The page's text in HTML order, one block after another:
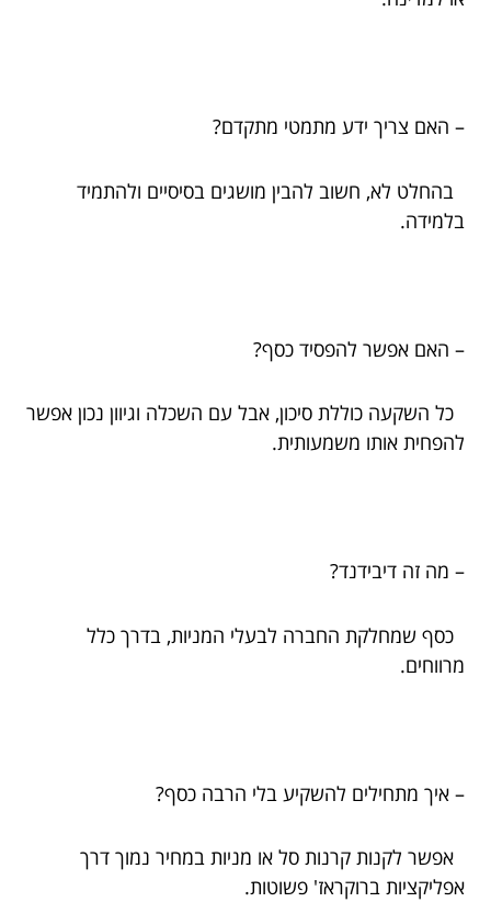
– האם צריך ידע מתמטי מתקדם?
בהחלט לא, חשוב להבין מושגים בסיסיים ולהתמיד
בלמידה.
– האם אפשר להפסיד כסף?
כל השקעה כוללת סיכון, אבל עם השכלה וגיוון נכון אפשר
להפחית אותו משמעותית.
– מה זה דיבידנד?
כסף שמחלקת החברה לבעלי המניות, בדרך כלל
מרווחים.
– איך מתחילים להשקיע בלי הרבה כסף?
אפשר לקנות קרנות סל או מניות במחיר נמוך דרך
אפליקציות ברוקראז' פשוטות.